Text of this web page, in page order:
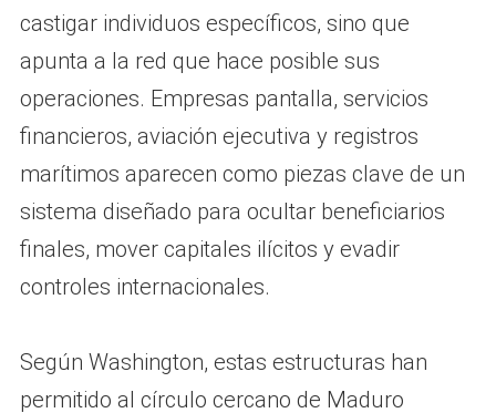
castigar individuos específicos, sino que
apunta a la red que hace posible sus
operaciones. Empresas pantalla, servicios
financieros, aviación ejecutiva y registros
marítimos aparecen como piezas clave de un
sistema diseñado para ocultar beneficiarios
finales, mover capitales ilícitos y evadir
controles internacionales.
Según Washington, estas estructuras han
permitido al círculo cercano de Maduro